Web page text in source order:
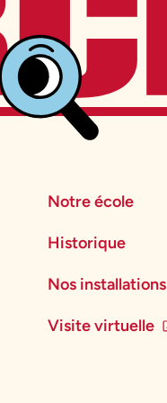
Notre école
Historique
Nos installations
Visite virtuelle